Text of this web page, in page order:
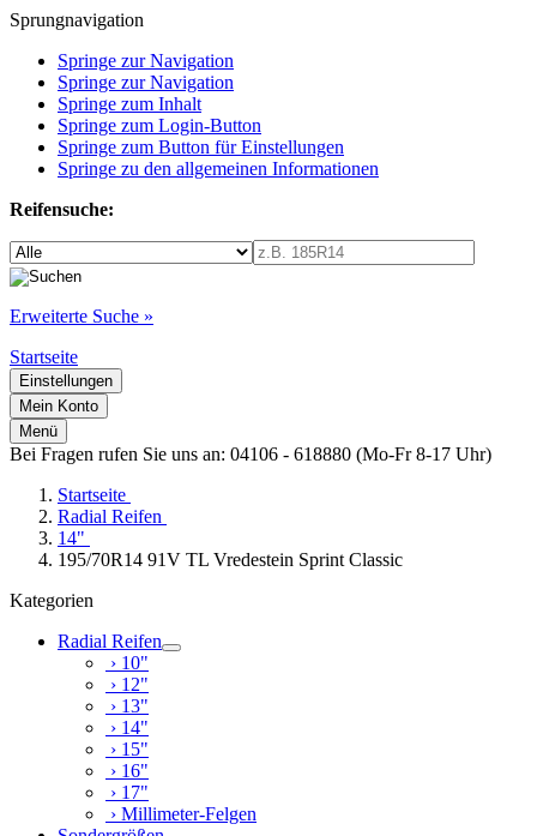
Sprungnavigation
Springe zur Navigation
Springe zur Navigation
Springe zum Inhalt
Springe zum Login-Button
Springe zum Button für Einstellungen
Springe zu den allgemeinen Informationen
Reifensuche:
Erweiterte Suche »
Startseite
Einstellungen
Mein Konto
Menü
Bei Fragen rufen Sie uns an: 04106 - 618880 (Mo-Fr 8-17 Uhr)
Startseite
Radial Reifen
14"
195/70R14 91V TL Vredestein Sprint Classic
Kategorien
Radial Reifen
› 10"
› 12"
› 13"
› 14"
› 15"
› 16"
› 17"
› Millimeter-Felgen